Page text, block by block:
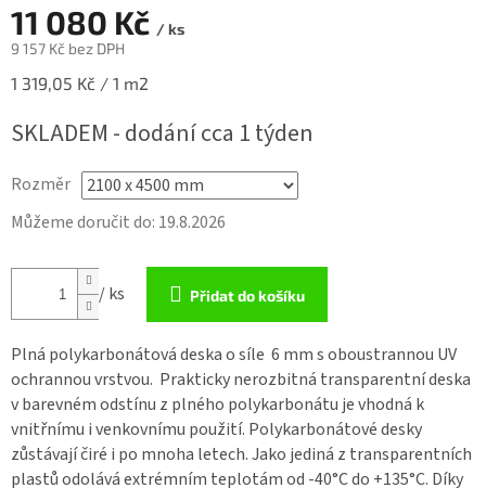
11 080 Kč / ks
9 157 Kč bez DPH
Měrná
1 319,05 Kč / 1 m2
SKLADEM - dodání cca 1 týden
Rozměr
Můžeme doručit do: 19.8.2026
/ ks Přidat do košíku
Plná polykarbonátová deska o síle 6 mms oboustrannou UV
ochrannou vrstvou. Prakticky nerozbitná transparentní deska
v barevném odstínu z plného polykarbonátu je vhodná k
vnitřnímu i venkovnímu použití. Polykarbonátové desky
zůstávají čiré i po mnoha letech. Jako jediná z transparentních
plastů odolává extrémním teplotám od -40°C do +135°C. Díky